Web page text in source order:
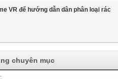
VR để hướng dẫn dân phân loại rác
chuyên mục